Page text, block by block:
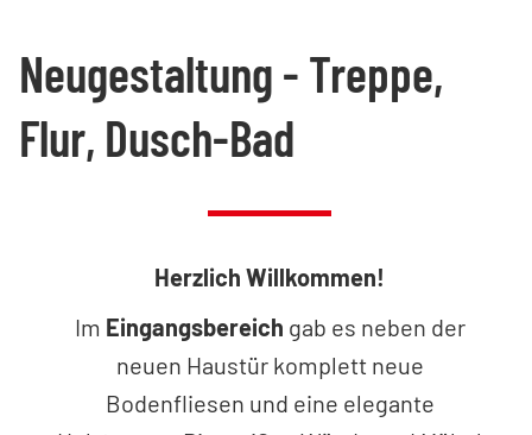
Neugestaltung - Treppe,
Flur, Dusch-Bad
Herzlich Willkommen!
Im Eingangsbereich gab es neben der
neuen Haustür komplett neue
Bodenfliesen und eine elegante